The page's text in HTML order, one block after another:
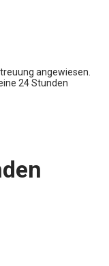
angewiesen.
24 Stunden